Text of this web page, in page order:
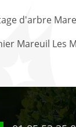
d'arbre
Mareuil Les